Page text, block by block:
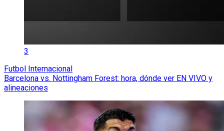
3
Futbol Internacional
Barcelona vs. Nottingham Forest: hora, dónde ver EN VIVO y
alineaciones